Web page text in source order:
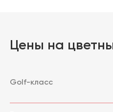
Цены на
Golf-класс